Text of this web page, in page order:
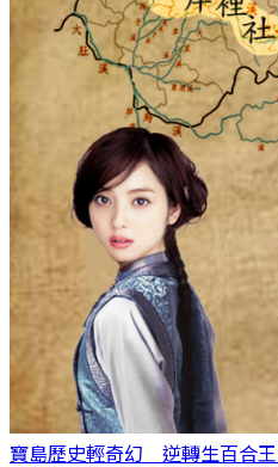
寶島歷史輕奇幻 逆轉生百合王